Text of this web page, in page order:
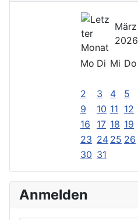
März
2026
Mo Di Mi Do
2
3 4 5
9
10 11 12
16
17 18 19
23 24 25 26
30 31
Anmelden